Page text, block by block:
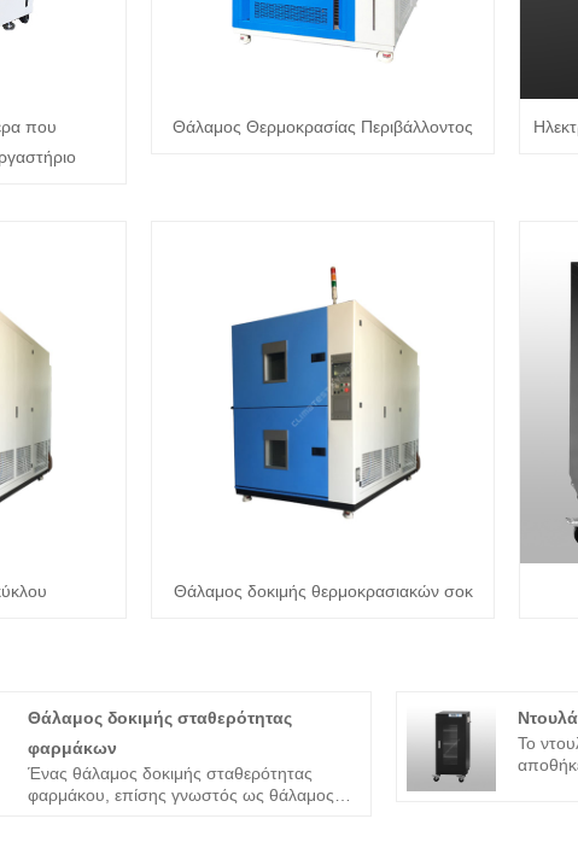
που
Θάλαμος Θερμοκρασίας Περιβάλλοντος
Θάλαμος δοκιμής θερμοκρασιακών σοκ
Θάλαμος δοκιμής σταθερότητας
φαρμάκων
Ένας θάλαμος δοκιμής σταθερότητας
φαρμάκου, επίσης γνωστός ως θάλαμος
Το